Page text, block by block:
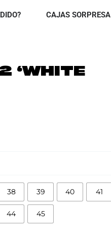
CAJAS SORPRESA
‘WHITE
38 39 40 41
44 45